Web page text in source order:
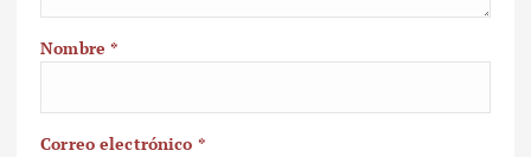
Nombre*
Correo electrónico *